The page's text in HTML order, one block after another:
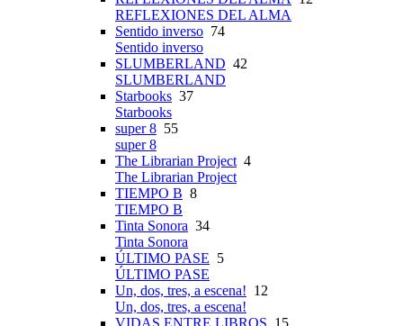
REFLEXIONES DEL ALMA
Sentido inverso 74
Sentido inverso
SLUMBERLAND 42
SLUMBERLAND
Starbooks 37
Starbooks
super 8 55
super 8
The Librarian Project 4
The Librarian Project
TIEMPO B 8
TIEMPO B
Tinta Sonora 34
Tinta Sonora
ÚLTIMO PASE 5
ÚLTIMO PASE
Un, dos, tres, a escena! 12
Un, dos, tres, a escena!